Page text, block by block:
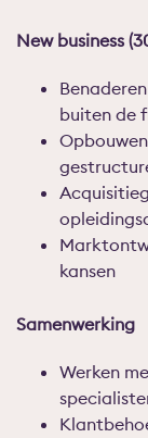
New business
buiten de
kansen
Samenwerking
Werken